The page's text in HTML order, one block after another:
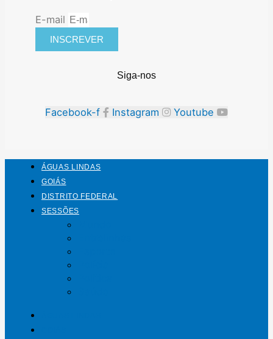
E-mail
INSCREVER
Siga-nos
Facebook-f Instagram Youtube
ÁGUAS LINDAS
GOIÁS
DISTRITO FEDERAL
SESSÕES